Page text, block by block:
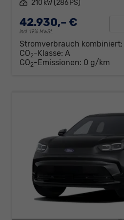
Leistung 210 kW (286 PS)
42.930,– €
incl. 19% MwSt.
Stromverbrauch kombiniert:
CO2-Klasse: A
CO2-Emissionen: 0 g/km